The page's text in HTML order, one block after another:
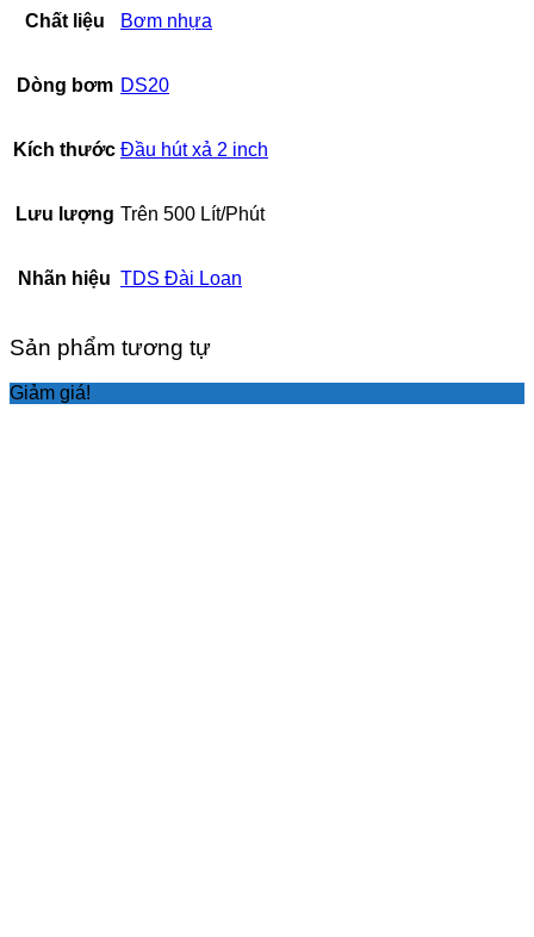
Chất liệu Bơm nhựa
Dòng bơm DS20
Kích thước Đầu hút xả 2 inch
Lưu lượng Trên 500 Lít/Phút
Nhãn hiệu TDS Đài Loan
Sản phẩm tương tự
Giảm giá!